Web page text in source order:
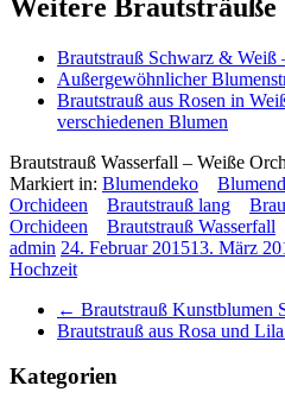
Weitere Brautsträuße
Brautstrauß Schwarz & Weiß
Außergewöhnlicher
Brautstrauß aus Rosen in
verschiedenen Blumen
Brautstrauß Wasserfall – Weiße
Markiert in: Blumendeko
Orchideen
Brautstrauß lang
Orchideen
Brautstrauß Wasserfall
admin 24. Februar 201513. März
Hochzeit
← Brautstrauß Kunstblumen
Brautstrauß aus Rosa und
Kategorien